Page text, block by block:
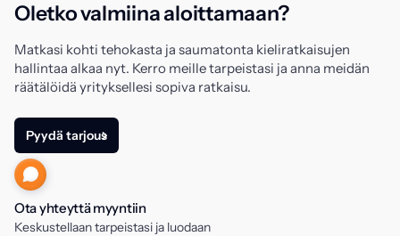
Oletko valmiina aloittamaan?
Matkasi kohti tehokasta ja saumatonta kieliratkaisujen
hallintaa alkaa nyt. Kerro meille tarpeistasi ja anna meidän
räätälöidä yrityksellesi sopiva ratkaisu.
Pyydä tarjous
Ota yhteyttä myyntiin
Keskustellaan tarpeistasi ja luodaan